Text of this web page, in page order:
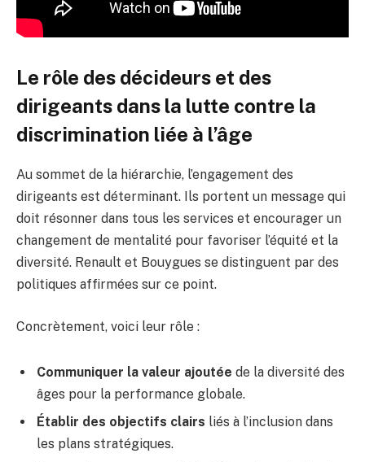
Le rôle des décideurs et des
dirigeants dans la lutte contre la
discrimination liée à l’âge
Au sommet de la hiérarchie, l’engagement des
dirigeants est déterminant. Ils portent un message qui
doit résonner dans tous les services et encourager un
changement de mentalité pour favoriser l’équité et la
diversité. Renault et Bouygues se distinguent par des
politiques affirmées sur ce point.
Concrètement, voici leur rôle :
Communiquer la valeur ajoutée de la diversité des
âges pour la performance globale.
Établir des objectifs clairs liés à l’inclusion dans
les plans stratégiques.